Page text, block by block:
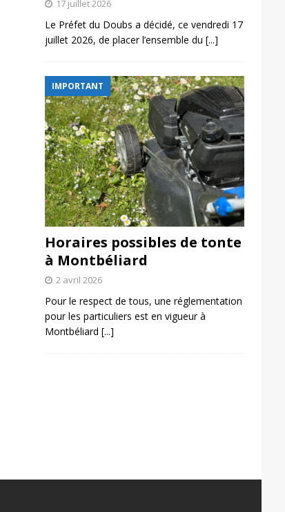
17 juillet 2026
Le Préfet du Doubs a décidé, ce vendredi 17
juillet 2026, de placer l’ensemble du [...]
IMPORTANT
Horaires possibles de tonte
à Montbéliard
2 avril 2026
Pour le respect de tous, une réglementation
pour les particuliers est en vigueur à
Montbéliard [...]